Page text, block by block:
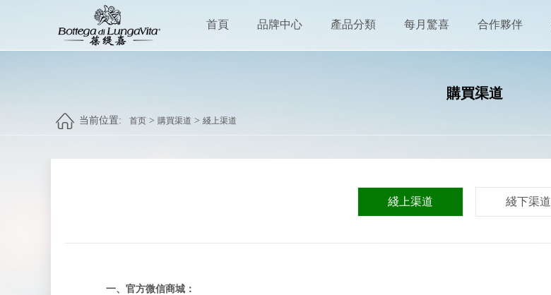
首頁 品牌中心 產品分類 每月驚喜 合作夥伴
購買渠道
当前位置: 首页 > 購買渠道 > 綫上渠道
綫上渠道 綫下渠道
一、官方微信商城：